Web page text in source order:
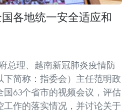
各地统一安全适应和
总理、越南新冠肺炎疫情防
简称：指委会）主任范明政
63个省市的视频会议，评估
作的落实情况，并讨论关于